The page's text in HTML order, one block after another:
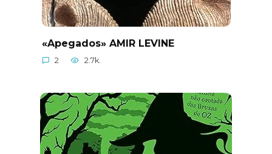
«Apegados» AMIR LEVINE
2 2.7k.